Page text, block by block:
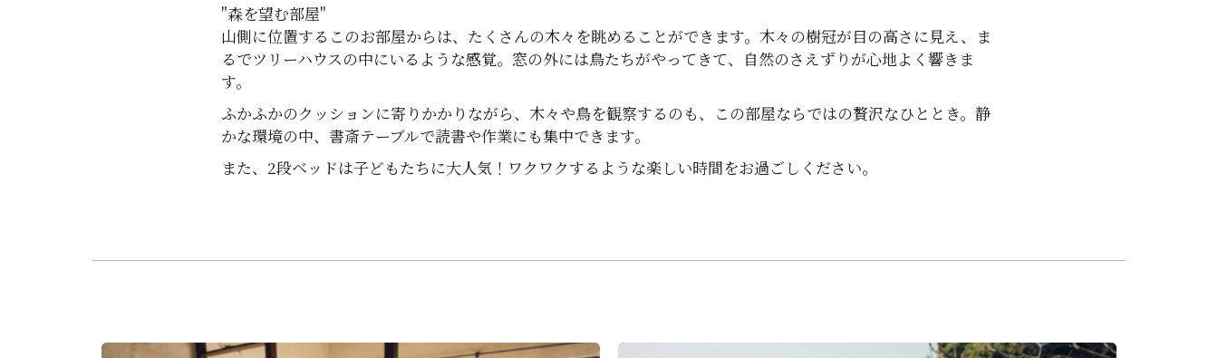
"森を望む部屋"
山側に位置するこのお部屋からは、たくさんの木々を眺めることができます。木々の樹冠が目の高さに見え、ま
るでツリーハウスの中にいるような感覚。窓の外には鳥たちがやってきて、自然のさえずりが心地よく響きま
す。
ふかふかのクッションに寄りかかりながら、木々や鳥を観察するのも、この部屋ならではの贅沢なひととき。静
かな環境の中、書斎テーブルで読書や作業にも集中できます。
また、2段ベッドは子どもたちに大人気！ワクワクするような楽しい時間をお過ごしください。